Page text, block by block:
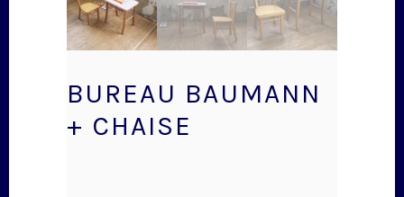
BUREAU BAUMANN
+ CHAISE